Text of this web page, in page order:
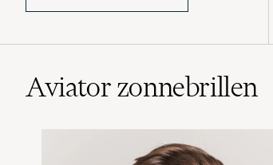
Aviator zonnebrillen